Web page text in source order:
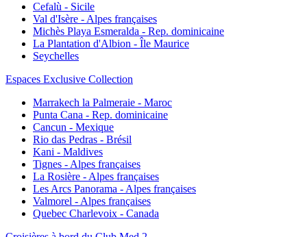
Cefalù - Sicile
Val d'Isère - Alpes françaises
Michès Playa Esmeralda - Rep. dominicaine
La Plantation d'Albion - Île Maurice
Seychelles
Espaces Exclusive Collection
Marrakech la Palmeraie - Maroc
Punta Cana - Rep. dominicaine
Cancun - Mexique
Rio das Pedras - Brésil
Kani - Maldives
Tignes - Alpes françaises
La Rosière - Alpes françaises
Les Arcs Panorama - Alpes françaises
Valmorel - Alpes françaises
Quebec Charlevoix - Canada